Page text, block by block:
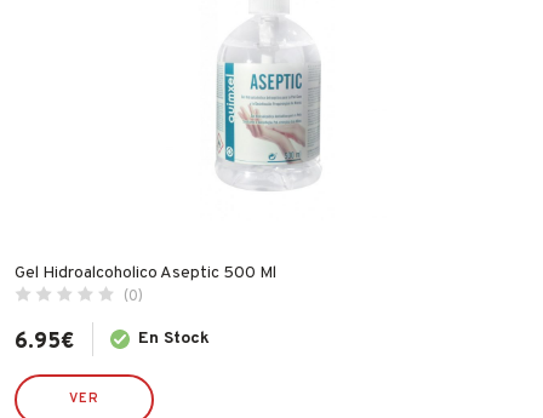
Gel Hidroalcoholico Aseptic 500 Ml
(0)
6.95€ En Stock
VER